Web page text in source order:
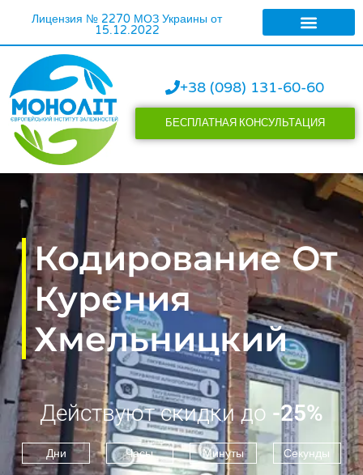
Лицензия № 2270 МОЗ Украины от
15.12.2022
+38 (098) 131-60-60
БЕСПЛАТНАЯ КОНСУЛЬТАЦИЯ
Кодирование От
Курения
Хмельницкий
Действуют скидки до -25%
Дни Часы Минуты Секунды